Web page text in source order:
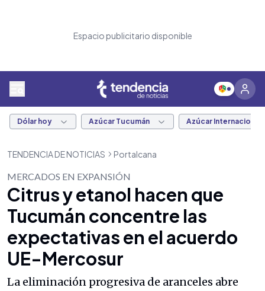
Espacio publicitario disponible
Dólar hoy Azúcar Tucumán Azúcar Internacional
TENDENCIA DE NOTICIAS Portalcana
MERCADOS EN EXPANSIÓN
Citrus y etanol hacen que
Tucumán concentre las
expectativas en el acuerdo
UE-Mercosur
La eliminación progresiva de aranceles abre